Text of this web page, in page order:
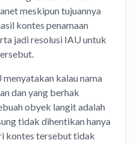
meskipun tujuannya
kontes penamaan
jadi resolusi IAU untuk
kalau nama
dan yang berhak
obyek langit adalah
tidak dihentikan hanya
kontes tersebut tidak